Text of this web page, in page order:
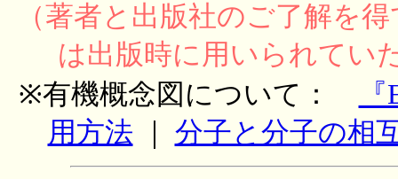
（著者と出版社のご了解を
は出版時に用いられてい
※有機概念図について：
用方法
分子と分子の相